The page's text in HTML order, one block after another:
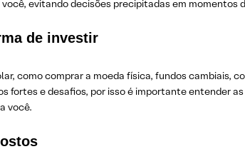
evitando decisões precipitadas em momentos
de investir
como comprar a moeda física, fundos cambiais,
fortes e desafios, por isso é importante entender
você.